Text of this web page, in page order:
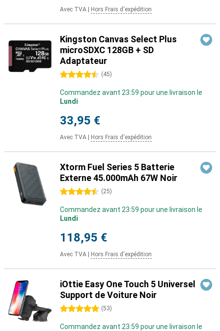
Avec TVA Hors Frais d'expédition
Kingston Canvas Select Plus
microSDXC 128GB + SD
Adaptateur
4.5 étoiles (45)
Commandez avant 23:59 pour une livraison le
Lundi
33,95 €
Avec TVA Hors Frais d'expédition
Xtorm Fuel Series 5 Batterie
Externe 45.000mAh 67W Noir
4.5 étoiles (25)
Commandez avant 23:59 pour une livraison le
Lundi
118,95 €
Avec TVA Hors Frais d'expédition
iOttie Easy One Touch 5 Universel
Support de Voiture Noir
5 étoiles (53)
Commandez avant 23:59 pour une livraison le